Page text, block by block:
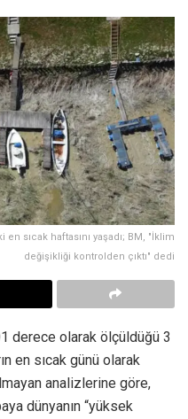
sıcak haftasını yaşadı; BM, "İklim
değişikliği kontrolden çıktı" dedi
derece olarak ölçüldüğü 3
en sıcak günü olarak
analizlerine göre,
dünyanın “yüksek